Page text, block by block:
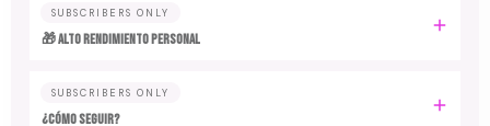
SUBSCRIBERS ONLY
🎁 ALTO RENDIMIENTO PERSONAL
SUBSCRIBERS ONLY
¿CÓMO SEGUIR?